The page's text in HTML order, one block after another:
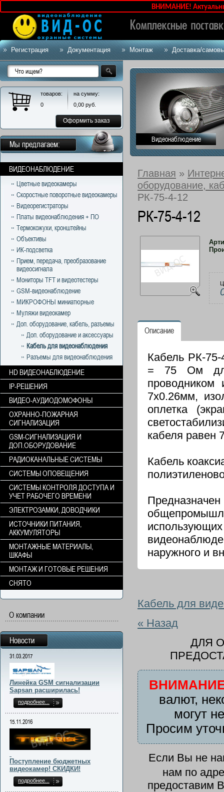
Регистрация Документация Монтаж Доставка/
ВНИМАНИЕ! Актуальные
Видеонаблюдение
Главная »
оборудование,
РК-75-4-12
РК-75-4-12
Описание
Кабель РК-75-
= 75 Ом для
проводником
7х0.26мм,
оплетка
кабеля равен
Кабель
наружного и
Кабель для
« Назад
ДЛЯ
валют,
могут
Просим
Если Вы не
нам по
предоставим
товаров:
0
на сумму:
0,00 руб.
Оформить заказ
Мы предлагаем:
ВИДЕОНАБЛЮДЕНИЕ
Цветные видеокамеры
Скоростные поворотные видеокамеры
Видеорегистраторы
Платы видеонаблюдения + ПО
Термокожухи, кронштейны
Объективы
ИК-подсветка
Прием, передача, преобразование
видеосигнала
Мониторы TFT и видеотестеры
GSM-видеонаблюдение
МИКРОФОНЫ миниатюрные
Муляжи видеокамер
Доп. оборудование, кабель, разъемы
Доп. оборудование и аксессуары
Кабель для видеонаблюдения
Разъемы для видеонаблюдения
HD ВИДЕОНАБЛЮДЕНИЕ
IP-РЕШЕНИЯ
ВИДЕО-АУДИОДОМОФОНЫ
ОХРАННО-ПОЖАРНАЯ
СИГНАЛИЗАЦИЯ
GSM-СИГНАЛИЗАЦИЯ И
ДОП.ОБОРУДОВАНИЕ
РАДИОКАНАЛЬНЫЕ СИСТЕМЫ
СИСТЕМЫ ОПОВЕЩЕНИЯ
СИСТЕМЫ КОНТРОЛЯ ДОСТУПА И
УЧЕТ РАБОЧЕГО ВРЕМЕНИ
ЭЛЕКТРОЗАМКИ, ДОВОДЧИКИ
ИСТОЧНИКИ ПИТАНИЯ,
АККУМУЛЯТОРЫ
МОНТАЖНЫЕ МАТЕРИАЛЫ,
ШКАФЫ
МОНТАЖ И ГОТОВЫЕ РЕШЕНИЯ
СНЯТО
О компании
Новости
31.03.2017
Линейка GSM сигнализации
Sapsan расширилась!
подробнее...
15.11.2016
Поступление бюджетных
видеокамер! СКИДКИ!
подробнее...